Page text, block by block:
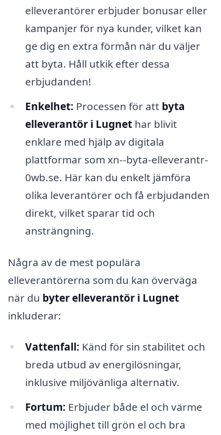
elleverantörer erbjuder bonusar eller
kampanjer för nya kunder, vilket kan
ge dig en extra förmån när du väljer
att byta. Håll utkik efter dessa
erbjudanden!
Enkelhet: Processen för att byta
elleverantör i Lugnethar blivit
enklare med hjälp av digitala
plattformar som xn--byta-elleverantr-
0wb.se. Här kan du enkelt jämföra
olika leverantörer och få erbjudanden
direkt, vilket sparar tid och
ansträngning.
Några av de mest populära
elleverantörerna som du kan överväga
när du byter elleverantör i Lugnet
inkluderar:
Vattenfall: Känd för sin stabilitet och
breda utbud av energilösningar,
inklusive miljövänliga alternativ.
Fortum: Erbjuder både el och värme
med möjlighet till grön el och bra